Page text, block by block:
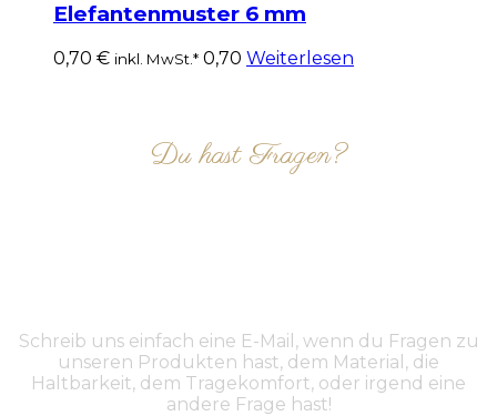
Elefantenmuster 6 mm
0,70 € inkl. MwSt.* 0,70 Weiterlesen
Du hast Fragen?
Schreib uns einfach eine E-Mail, wenn du Fragen zu
unseren Produkten hast, dem Material, die
Haltbarkeit, dem Tragekomfort, oder irgend eine
andere Frage hast!